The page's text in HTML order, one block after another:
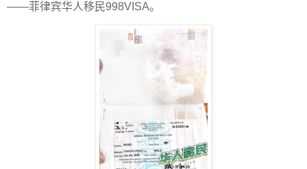
——菲律宾华人移民998VISA。